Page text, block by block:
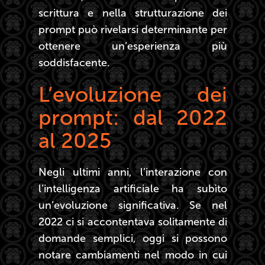
scrittura e nella strutturazione dei
prompt può rivelarsi determinante per
ottenere un’esperienza più
soddisfacente.
L’evoluzione dei
prompt: dal 2022
al 2025
Negli ultimi anni, l’interazione con
l’intelligenza artificiale ha subìto
un’evoluzione significativa. Se nel
2022 ci si accontentava solitamente di
domande semplici, oggi si possono
notare cambiamenti nel modo in cui